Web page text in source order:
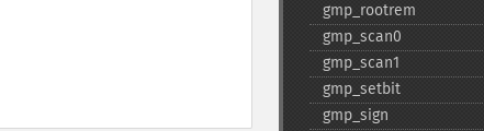
gmp_​rootrem
gmp_​scan0
gmp_​scan1
gmp_​setbit
gmp_​sign